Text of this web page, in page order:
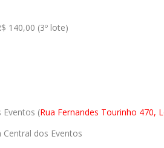
140,00 (3º lote)
Eventos (Rua Fernandes Tourinho 470,
dos Eventos